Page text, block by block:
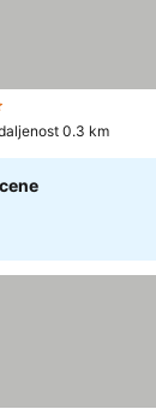
0.3 km